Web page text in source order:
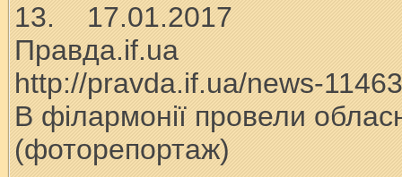
13. 17.01.2017
Правда.if.ua
http://pravda.if.ua/news-
В філармонії провели
(фоторепортаж)